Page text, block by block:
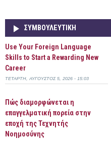
ΣΥΜΒΟΥΛΕΥΤΙΚΉ
Use Your Foreign Language
Skills to Start a Rewarding New
Career
ΤΕΤΆΡΤΗ, ΑΎΓΟΥΣΤΟΣ 5, 2026 - 15:03
Πώς διαμορφώνεται η
επαγγελματική πορεία στην
εποχή της Τεχνητής
Νοημοσύνης